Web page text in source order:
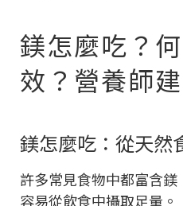
鎂怎麼吃？
效？營養師
鎂怎麼吃：從天然
許多常見食物中都富含
容易從飲食中攝取足量。